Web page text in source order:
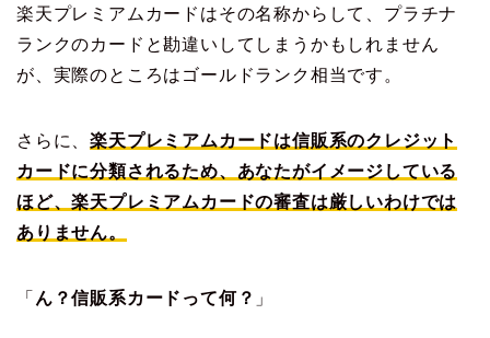
楽天プレミアムカードはその名称からして、プラチナ
ランクのカードと勘違いしてしまうかもしれません
が、実際のところはゴールドランク相当です。
さらに、楽天プレミアムカードは信販系のクレジット
カードに分類されるため、あなたがイメージしている
ほど、楽天プレミアムカードの審査は厳しいわけでは
ありません。
「 ん？信販系カードって何？ 」